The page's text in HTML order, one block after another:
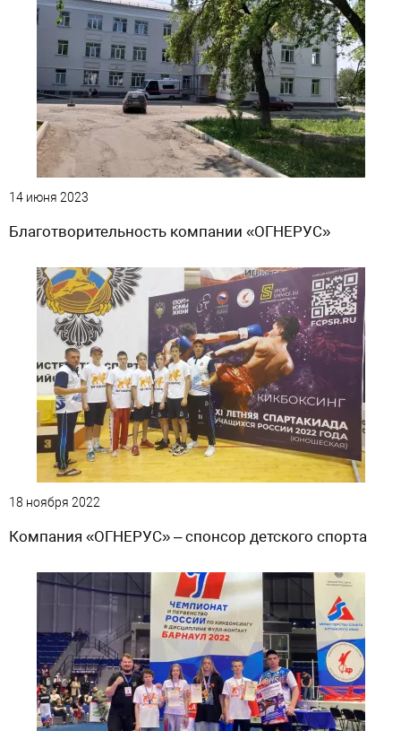
14 июня 2023
Благотворительность компании «ОГНЕРУС»
18 ноября 2022
Компания «ОГНЕРУС» – спонсор детского спорта